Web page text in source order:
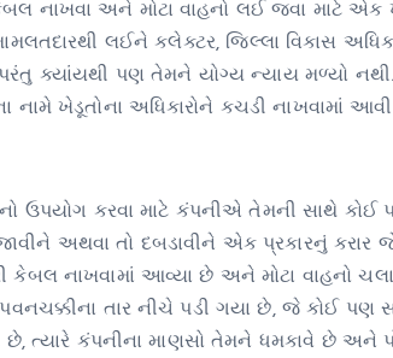
નાખવા અને મોટા વાહનો લઈ જવા માટે એક
લઈને કલેક્ટર, જિલ્લા વિકાસ
ક્યાંયથી પણ તેમને યોગ્ય ન્યાય મળ્યો
નામે ખેડૂતોના અધિકારોને કચડી નાખવામાં
ઉપયોગ કરવા માટે કંપનીએ તેમની સાથે કોઈ
અથવા તો દબડાવીને એક પ્રકારનું કરાર
કેબલ નાખવામાં આવ્યા છે અને મોટા વાહનો
તાર નીચે પડી ગયા છે, જે કોઈ પણ
ત્યારે કંપનીના માણસો તેમને ધમકાવે છે અને